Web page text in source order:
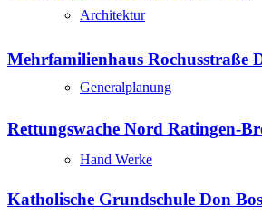
Architektur
Generalplanung
Hand Werke
Mehrfamilienhaus Rochusstraße
Rettungswache Nord Ratingen-
Katholische Grundschule Don